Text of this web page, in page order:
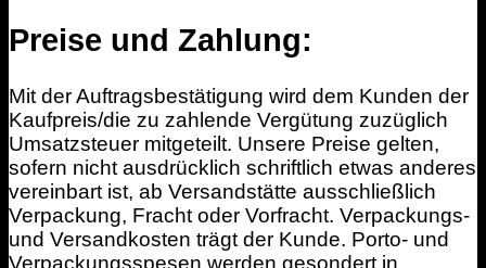
Preise und Zahlung:
Mit der Auftragsbestätigung wird dem Kunden der
Kaufpreis/die zu zahlende Vergütung zuzüglich
Umsatzsteuer mitgeteilt. Unsere Preise gelten,
sofern nicht ausdrücklich schriftlich etwas anderes
vereinbart ist, ab Versandstätte ausschließlich
Verpackung, Fracht oder Vorfracht. Verpackungs-
und Versandkosten trägt der Kunde. Porto- und
Verpackungsspesen werden gesondert in